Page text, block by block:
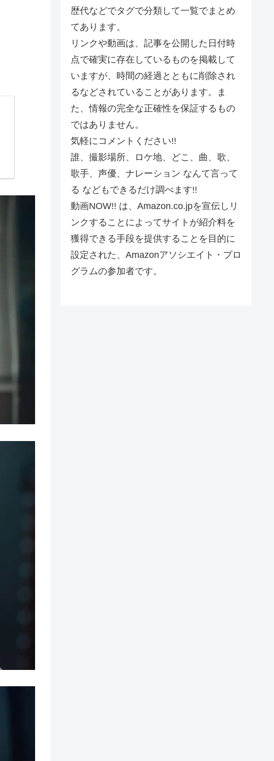
歴代などでタグで分類して一覧でまとめ
てあります。
リンクや動画は、記事を公開した日付時
点で確実に存在しているものを掲載して
いますが、時間の経過とともに削除され
るなどされていることがあります。ま
た、情報の完全な正確性を保証するもの
ではありません。
気軽にコメントください!!
誰、撮影場所、ロケ地、どこ、曲、歌、
歌手、声優、ナレーション なんて言って
る などもできるだけ調べます!!
動画NOW!! は、Amazon.co.jpを宣伝しリ
ンクすることによってサイトが紹介料を
獲得できる手段を提供することを目的に
設定された、Amazonアソシエイト・プロ
グラムの参加者です。